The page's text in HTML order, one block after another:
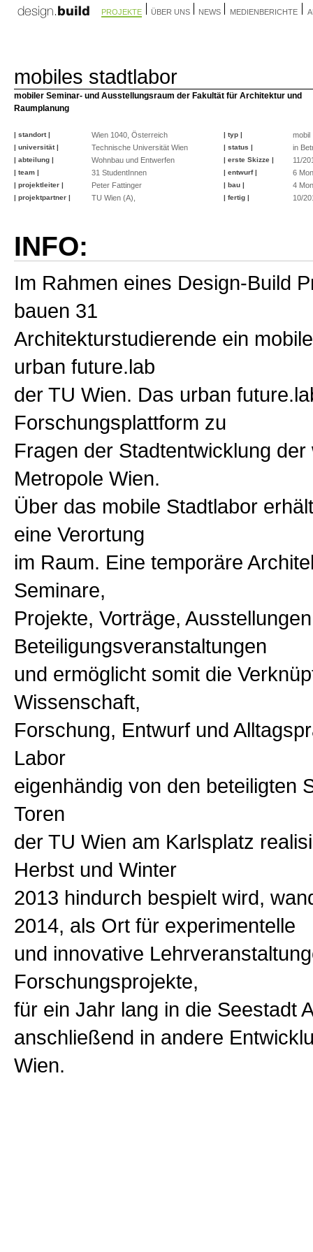
PROJEKTE ÜBER UNS NEWS MEDIENBERICHTE
mobiles stadtlabor
mobiler Seminar- und Ausstellungsraum der Fakultät für Architektur und
Raumplanung
| standort | Wien 1040, Österreich | typ | mobil
| universität | Technische Universität Wien | status | in
| abteilung | Wohnbau und Entwerfen | erste Skizze | 11/
| team | 31 StudentInnen | entwurf | 6
| projektleiter | Peter Fattinger | bau | 4
| projektpartner | TU Wien (A), | fertig | 10/
INFO:
Im Rahmen eines Design-Build
bauen 31
Architekturstudierende ein
urban future.lab
der TU Wien. Das urban
Forschungsplattform zu
Fragen der Stadtentwicklung
Metropole Wien.
Über das mobile Stadtlabor
eine Verortung
im Raum. Eine temporäre
Seminare,
Projekte, Vorträge,
Beteiligungsveranstaltungen
und ermöglicht somit die
Wissenschaft,
Forschung, Entwurf und
Labor
eigenhändig von den beteiligten
Toren
der TU Wien am Karlsplatz
Herbst und Winter
2013 hindurch bespielt wird,
2014, als Ort für experimentelle
und innovative
Forschungsprojekte,
für ein Jahr lang in die Seestadt
anschließend in andere
Wien.